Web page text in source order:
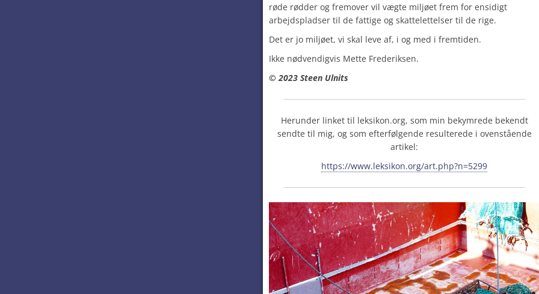
røde rødder og fremover vil vægte miljøet frem for ensidigt
arbejdspladser til de fattige og skattelettelser til de rige.
Det er jo miljøet, vi skal leve af, i og med i fremtiden.
Ikke nødvendigvis Mette Frederiksen.
© 2023 Steen Ulnits
Herunder linket til leksikon.org, som min bekymrede bekendt
sendte til mig, og som efterfølgende resulterede i ovenstående
artikel:
https://www.leksikon.org/art.php?n=5299